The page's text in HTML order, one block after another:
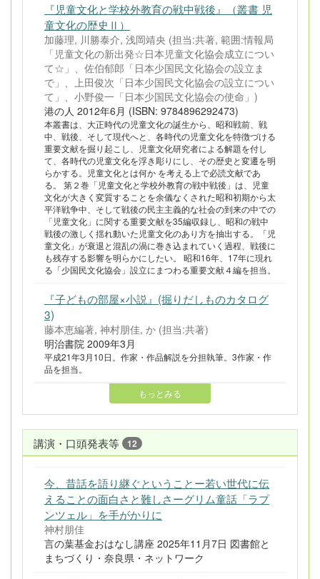
『児童文化と学校外教育の戦中戦後』（叢書 児
童文化の歴史Ⅱ）
加藤理, 川勝泰介, 浅岡靖央 (担当:共著, 範囲:情報局
「児童文化の新出発☆日本児童文化協会成立につい
て☆」、佐伯郁郎「日本少国民文化協会の設立ま
で」、上田俊次「日本少国民文化協会の設立につい
て」、小野俊一「日本少国民文化協会の使命」)
港の人 2012年6月 (ISBN: 9784896292473)
本叢書は、大正時代の児童文化の誕生から、昭和戦前、戦
中、戦後、そして現代へと、各時代の児童文化を特徴づける
重要文献を掘り起こし、児童文化研究者による解題を付し
て、各時代の児童文化を浮き彫りにし、その歴史と変遷を明
らかする。児童文化とは何か を考える上で必読文献であ
る。 第２巻「児童文化と学校外教育の戦中戦後」は、児童
文化が大きく変質することを余儀なくされた昭和初期から太
平洋戦争中、そして戦後の民主主義的な社会の到来の中での
「児童文化」に関する重要文献を35編収録し、昭和の戦中
戦後の激しく揺れ動いた児童文化のあり方を抽出する。「児
童文化」が衰退と混乱の渦に巻き込まれていく過程、戦後に
も残存する影響を明らかにしたい。 昭和16年、17年に現れ
る「少国民文化協会」設立にまつわる重要文献４編を担当。
『子どもの部屋×小説』(掘りだしものカタログ
3)
藤本恵編著, 神村朋佳, か (担当:共著)
明治書院 2009年3月
平成21年3月10日。作家・作品解説を分担執筆。3作家・作
品を担当。
もっとみる
講演・口頭発表等 12
今、昔話を語り継ぐということー若い世代に伝
えることの面白さと難しさーグリム童話「ラプ
ンツェル」を手がかりに
神村朋佳
言の葉基金おはなし講座 2025年11月7日 図書館と
まちづくり・奈良県・ネットワーク